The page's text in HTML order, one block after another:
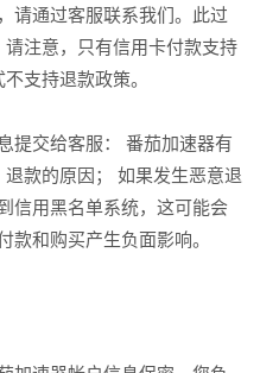
请通过客服联系我们。此过
注意，只有信用卡付款支持
支持退款政策。
提交给客服： 番茄加速器有
款的原因； 如果发生恶意退
信用黑名单系统，这可能会
款和购买产生负面影响。